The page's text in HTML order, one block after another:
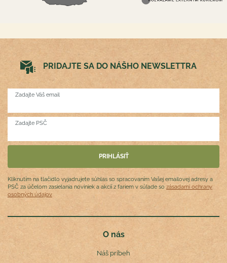
PRIDAJTE SA DO NÁŠHO NEWSLETTRA
Zadajte Váš email
Zadajte PSČ
Kliknutím na tlačidlo vyjadrujete súhlas so spracovaním Vašej emailovej adresy a
PSČ za účelom zasielania noviniek a akcií z fariem v súlade so zásadami ochrany
osobných údajov
O nás
Náš príbeh